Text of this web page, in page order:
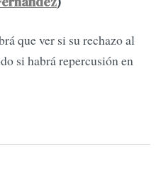
que ver si su rechazo al
si habrá repercusión en